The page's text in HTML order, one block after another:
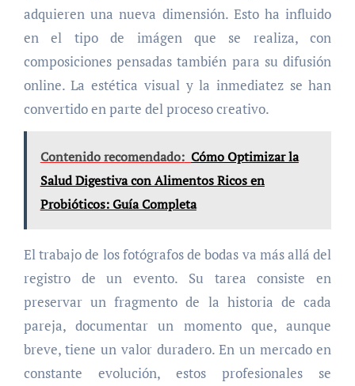
adquieren una nueva dimensión. Esto ha influido
en el tipo de imágen que se realiza, con
composiciones pensadas también para su difusión
online. La estética visual y la inmediatez se han
convertido en parte del proceso creativo.
Contenido recomendado: Cómo Optimizar la
Salud Digestiva con Alimentos Ricos en
Probióticos: Guía Completa
El trabajo de los fotógrafos de bodas va más allá del
registro de un evento. Su tarea consiste en
preservar un fragmento de la historia de cada
pareja, documentar un momento que, aunque
breve, tiene un valor duradero. En un mercado en
constante evolución, estos profesionales se